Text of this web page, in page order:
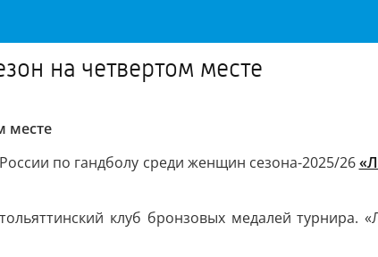
на четвертом месте
месте
по гандболу среди женщин сезона-2025/26
клуб бронзовых медалей турнира.